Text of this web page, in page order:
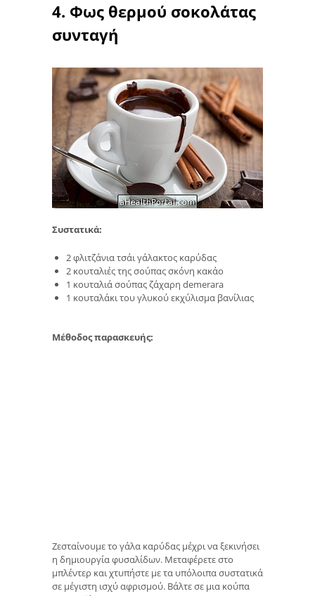
4. Φως θερμού σοκολάτας
συνταγή
Συστατικά:
2 φλιτζάνια τσάι γάλακτος καρύδας
2 κουταλιές της σούπας σκόνη κακάο
1 κουταλιά σούπας ζάχαρη demerara
1 κουταλάκι του γλυκού εκχύλισμα βανίλιας
Μέθοδος παρασκευής:
Ζεσταίνουμε το γάλα καρύδας μέχρι να ξεκινήσει
η δημιουργία φυσαλίδων. Μεταφέρετε στο
μπλέντερ και χτυπήστε με τα υπόλοιπα συστατικά
σε μέγιστη ισχύ αφρισμού. Βάλτε σε μια κούπα